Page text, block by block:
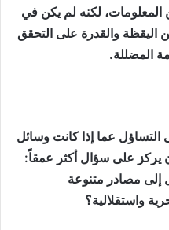
لكنه لم يكن في
اليقظة والقدرة على التحقق
المضللة.
التساؤل عما إذا كانت وسائل
يركز على سؤال أكثر عمقاً:
إلى مصادر متنوعة
واستقلالية؟